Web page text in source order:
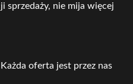
sprzedaży, nie mija więcej
oferta jest przez nas